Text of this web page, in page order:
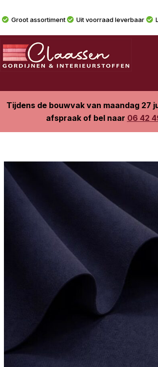
Groot assortiment Uit voorraad leverbaar
Tijdens de bouwvak van maandag 27
afspraak of bel naar 06 42